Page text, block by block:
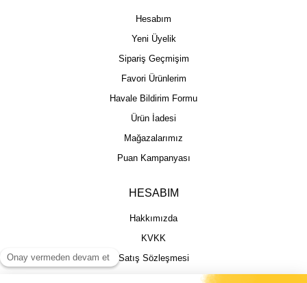
Hesabım
Yeni Üyelik
Sipariş Geçmişim
Favori Ürünlerim
Havale Bildirim Formu
Ürün İadesi
Mağazalarımız
Puan Kampanyası
HESABIM
Hakkımızda
KVKK
Satış Sözleşmesi